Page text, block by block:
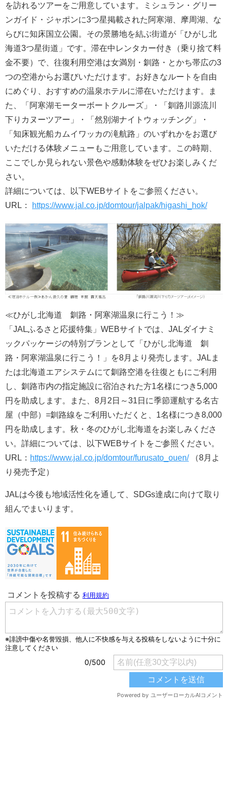
を訪れるツアーをご用意しています。ミシュラン・グリー
ンガイド・ジャポンに3つ星掲載された阿寒湖、摩周湖、な
らびに知床国立公園。その景勝地を結ぶ街道が「ひがし北
海道3つ星街道」です。滞在中レンタカー付き（乗り捨て料
金不要）で、往復利用空港は女満別・釧路・とかち帯広の3
つの空港からお選びいただけます。お好きなルートを自由
にめぐり、おすすめの温泉ホテルに滞在いただけます。ま
た、「阿寒湖モーターボートクルーズ」・「釧路川源流川
下りカヌーツアー」・「然別湖ナイトウォッチング」・
「知床観光船カムイワッカの滝航路」のいずれかをお選び
いただける体験メニューもご用意しています。この時期、
ここでしか見られない景色や感動体験をぜひお楽しみくだ
さい。
詳細については、以下WEBサイトをご参照ください。
URL：
https://www.jal.co.jp/domtour/jalpak/higashi_hok/
≪ひがし北海道 釧路・阿寒湖温泉に行こう！≫
「JALふるさと応援特集」WEBサイトでは、JALダイナミ
ックパッケージの特別プランとして「ひがし北海道 釧
路・阿寒湖温泉に行こう！」を8月より発売します。JALま
たは北海道エアシステムにて釧路空港を往復ともにご利用
し、釧路市内の指定施設に宿泊された方1名様につき5,000
円を助成します。また、8月2日～31日に季節運航する名古
屋（中部）=釧路線をご利用いただくと、1名様につき8,000
円を助成します。秋・冬のひがし北海道をお楽しみくださ
い。詳細については、以下WEBサイトをご参照ください。
URL： https://www.jal.co.jp/domtour/furusato_ouen/ （8月よ
り発売予定）
JALは今後も地域活性化を通して、SDGs達成に向けて取り
組んでまいります。